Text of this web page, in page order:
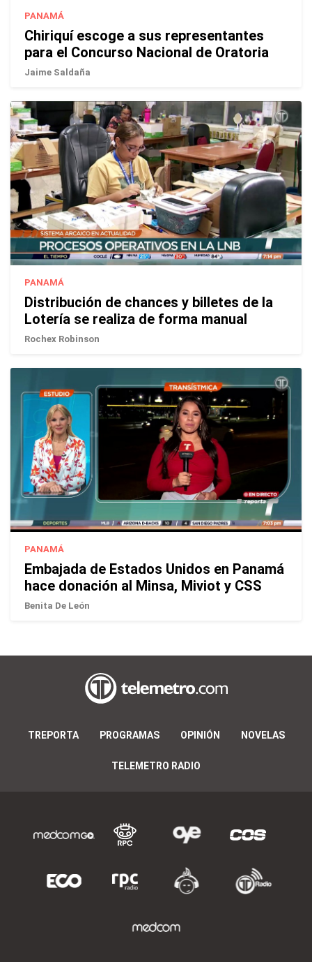
PANAMÁ
Chiriquí escoge a sus representantes
para el Concurso Nacional de Oratoria
Jaime Saldaña
PANAMÁ
Distribución de chances y billetes de la
Lotería se realiza de forma manual
Rochex Robinson
PANAMÁ
Embajada de Estados Unidos en Panamá
hace donación al Minsa, Miviot y CSS
Benita De León
TREPORTA PROGRAMAS OPINIÓN NOVELAS
TELEMETRO RADIO